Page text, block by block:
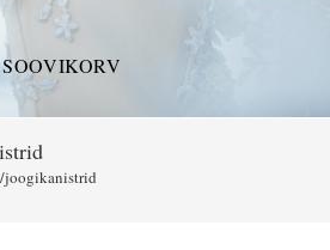
SOOVIKORV
joogikanistrid